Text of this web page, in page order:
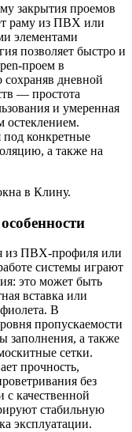
раму из ПВХ или
элементами
позволяет быстро и
проем в
дневной
— простота
и умеренная
остеклением.
конкретные
а также на
в Клину.
из ПВХ-профиля или
системы играют
это может быть
вставка или
В
пропускаемости
заполнения, а также
сетки.
прочность,
без
с качественной
стабильную
эксплуатации.